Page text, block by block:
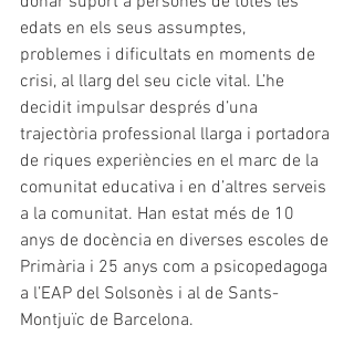
edats en els seus assumptes,
problemes i dificultats en moments de
crisi, al llarg del seu cicle vital. L’he
decidit impulsar després d’una
trajectòria professional llarga i portadora
de riques experiències en el marc de la
comunitat educativa i en d’altres serveis
a la comunitat. Han estat més de 10
anys de docència en diverses escoles de
Primària i 25 anys com a psicopedagoga
a l’EAP del Solsonès i al de Sants-
Montjuïc de Barcelona.